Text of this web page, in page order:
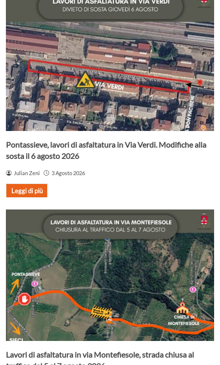
Pontassieve, lavori di asfaltatura in Via Verdi. Modifiche alla
sosta il 6 agosto 2026
Julian Zeni 3 Agosto 2026
Leggi di più
Lavori di asfaltatura in via Montefiesole, strada chiusa al